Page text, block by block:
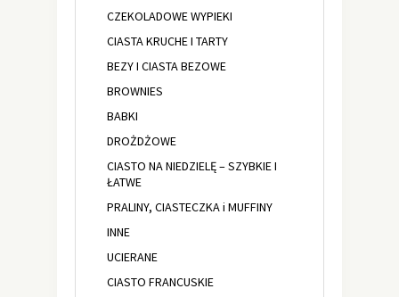
CZEKOLADOWE WYPIEKI
CIASTA KRUCHE I TARTY
BEZY I CIASTA BEZOWE
BROWNIES
BABKI
DROŻDŻOWE
CIASTO NA NIEDZIELĘ – SZYBKIE I
ŁATWE
PRALINY, CIASTECZKA i MUFFINY
INNE
UCIERANE
CIASTO FRANCUSKIE